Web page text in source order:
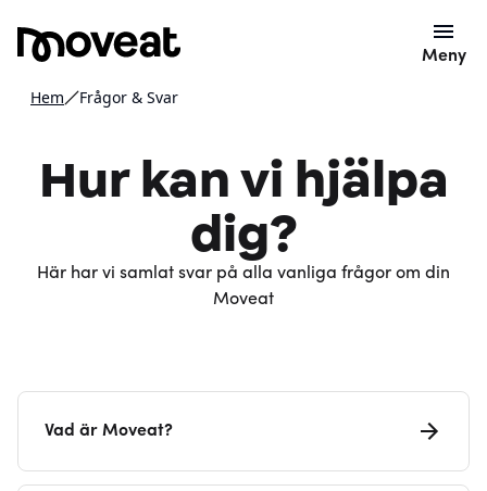
Meny
Hem Frågor & Svar
Hur kan vi hjälpa
dig?
Här har vi samlat svar på alla vanliga frågor om din
Moveat
Vad är Moveat?